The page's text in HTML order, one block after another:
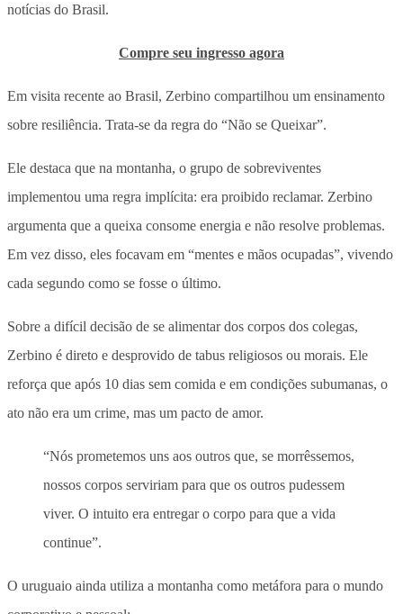
notícias do Brasil.
Compre seu ingresso agora
Em visita recente ao Brasil, Zerbino compartilhou um ensinamento
sobre resiliência. Trata-se da regra do “Não se Queixar”.
Ele destaca que na montanha, o grupo de sobreviventes
implementou uma regra implícita: era proibido reclamar. Zerbino
argumenta que a queixa consome energia e não resolve problemas.
Em vez disso, eles focavam em “mentes e mãos ocupadas”, vivendo
cada segundo como se fosse o último.
Sobre a difícil decisão de se alimentar dos corpos dos colegas,
Zerbino é direto e desprovido de tabus religiosos ou morais. Ele
reforça que após 10 dias sem comida e em condições subumanas, o
ato não era um crime, mas um pacto de amor.
“Nós prometemos uns aos outros que, se morrêssemos,
nossos corpos serviriam para que os outros pudessem
viver. O intuito era entregar o corpo para que a vida
continue”.
O uruguaio ainda utiliza a montanha como metáfora para o mundo